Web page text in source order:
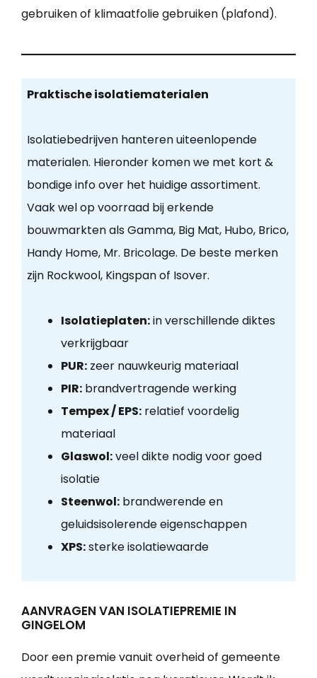
gebruiken of klimaatfolie gebruiken (plafond).
Praktische isolatiematerialen
Isolatiebedrijven hanteren uiteenlopende
materialen. Hieronder komen we met kort &
bondige info over het huidige assortiment.
Vaak wel op voorraad bij erkende
bouwmarkten als Gamma, Big Mat, Hubo, Brico,
Handy Home, Mr. Bricolage. De beste merken
zijn Rockwool, Kingspan of Isover.
Isolatieplaten:in verschillende diktes
verkrijgbaar
PUR:zeer nauwkeurig materiaal
PIR:brandvertragende werking
Tempex / EPS:relatief voordelig
materiaal
Glaswol:veel dikte nodig voor goed
isolatie
Steenwol:brandwerende en
geluidsisolerende eigenschappen
XPS:sterke isolatiewaarde
AANVRAGEN VAN ISOLATIEPREMIE IN
GINGELOM
Door een premie vanuit overheid of gemeente